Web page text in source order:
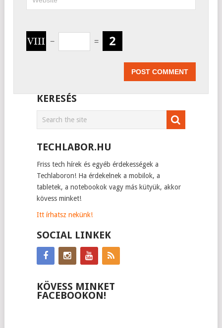
− =
KERESÉS
TECHLABOR.HU
Friss tech hírek és egyéb érdekességek a
Techlaboron! Ha érdekelnek a mobilok, a
tabletek, a notebookok vagy más kütyük, akkor
kövess minket!
Itt írhatsz nekünk!
SOCIAL LINKEK
KÖVESS MINKET
FACEBOOKON!